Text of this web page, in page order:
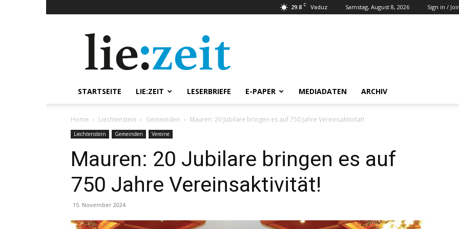
29.8 C Vaduz Samstag, August 8, 2026 Sign in /
STARTSEITE LIE:ZEIT LESERBRIEFE E-PAPER MEDIADATEN ARCHIV
Home Liechtenstein Gemeinden Mauren: 20 Jubilare bringen es auf 750 Jahre Vereinsaktivität!
Liechtenstein Gemeinden Vereine
Mauren: 20 Jubilare bringen es auf
750 Jahre Vereinsaktivität!
15. November 2024